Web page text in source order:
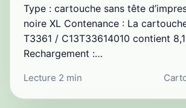
Type : cartouche sans tête
noire XL Contenance : La
T3361 / C13T33614010 contient
Rechargement :…
Lecture 2 min